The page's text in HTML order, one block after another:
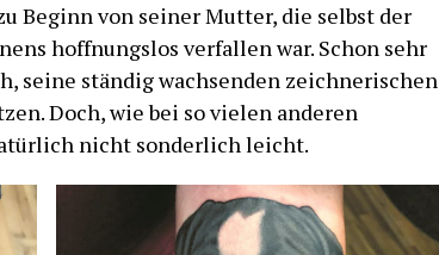
Beginn von seiner Mutter, die selbst der
hoffnungslos verfallen war. Schon sehr
seine ständig wachsenden zeichnerischen
Doch, wie bei so vielen anderen
nicht sonderlich leicht.